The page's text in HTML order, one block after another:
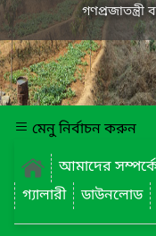
মেনু নির্বাচন করুন
আমাদের
গ্যালারী
ডাউনলোড